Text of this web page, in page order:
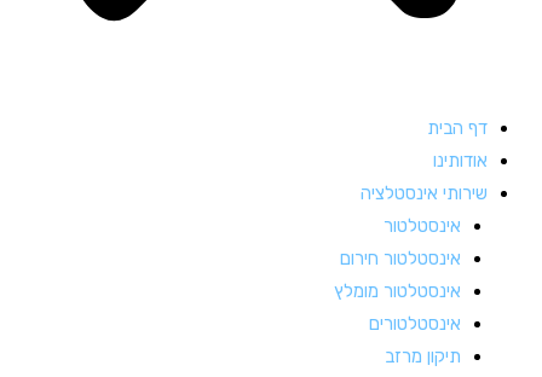
דף הבית
אודותינו
שירותי אינסטלציה
אינסטלטור
אינסטלטור חירום
אינסטלטור מומלץ
אינסטלטורים
תיקון מרזב